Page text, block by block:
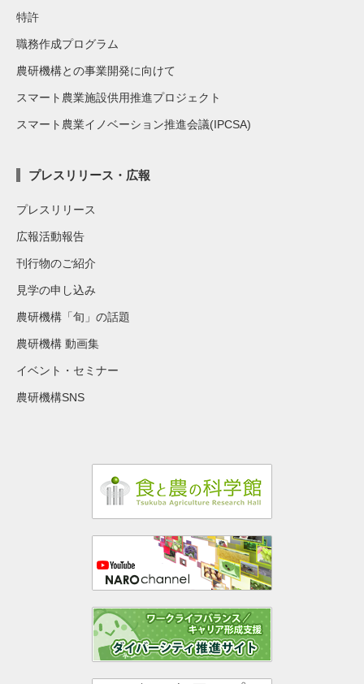
特許
職務作成プログラム
農研機構との事業開発に向けて
スマート農業施設供用推進プロジェクト
スマート農業イノベーション推進会議(IPCSA)
プレスリリース・広報
プレスリリース
広報活動報告
刊行物のご紹介
見学の申し込み
農研機構「旬」の話題
農研機構 動画集
イベント・セミナー
農研機構SNS